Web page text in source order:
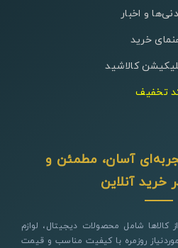
و اخبار
خرید
کالاشید
تخفیف
آسان، مطمئن و
خرید آنلاین
کالاها شامل محصولات دیجیتال، لوازم
روزمره با کیفیت مناسب و قیمت